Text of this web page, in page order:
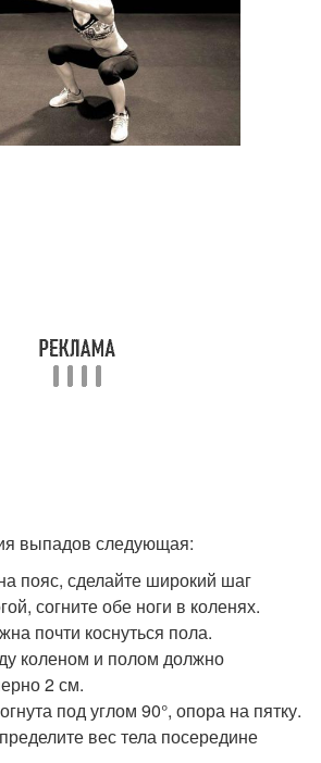
выпадов следующая:
пояс, сделайте широкий шаг
согните обе ноги в коленях.
почти коснуться пола.
коленом и полом должно
2 см.
под углом 90°, опора на пятку.
вес тела посередине